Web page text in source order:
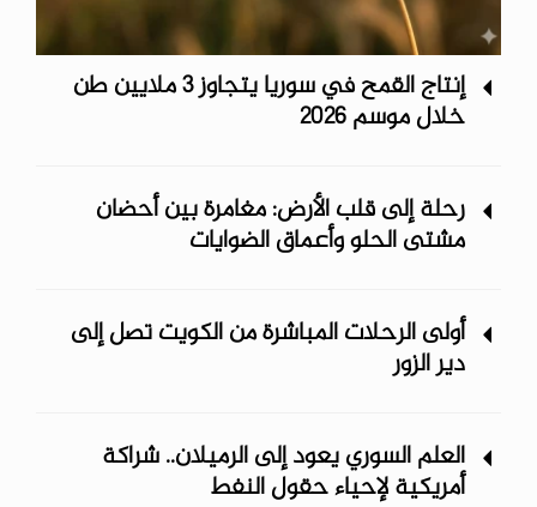
إنتاج القمح في سوريا يتجاوز 3 ملايين طن
خلال موسم 2026
رحلة إلى قلب الأرض: مغامرة بين أحضان
مشتى الحلو وأعماق الضوايات
أولى الرحلات المباشرة من الكويت تصل إلى
دير الزور
العلم السوري يعود إلى الرميلان.. شراكة
أمريكية لإحياء حقول النفط